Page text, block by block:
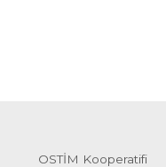
OSTİM Kooperatifi